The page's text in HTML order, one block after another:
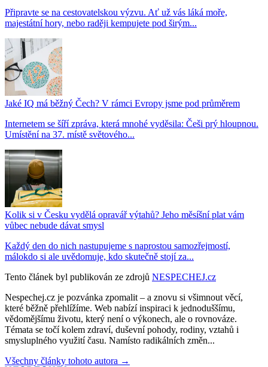
Připravte se na cestovatelskou výzvu. Ať už vás láká moře,
majestátní hory, nebo raději kempujete pod širým...
Jaké IQ má běžný Čech? V rámci Evropy jsme pod průměrem
Internetem se šíří zpráva, která mnohé vyděsila: Češi prý hloupnou.
Umístění na 37. místě světového...
Kolik si v Česku vydělá opravář výtahů? Jeho měsíšní plat vám
vůbec nebude dávat smysl
Každý den do nich nastupujeme s naprostou samozřejmostí,
málokdo si ale uvědomuje, kdo skutečně stojí za...
Tento článek byl publikován ze zdrojů NESPECHEJ.cz
Nespechej.cz je pozvánka zpomalit – a znovu si všimnout věcí,
které běžně přehlížíme. Web nabízí inspiraci k jednoduššímu,
vědomějšímu životu, který není o výkonech, ale o rovnováze.
Témata se točí kolem zdraví, duševní pohody, rodiny, vztahů i
smysluplného využití času. Namísto radikálních změn...
Všechny články tohoto autora →